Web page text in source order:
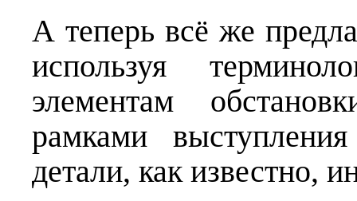
А теперь всё же
используя
элементам
рамками
детали, как известно,